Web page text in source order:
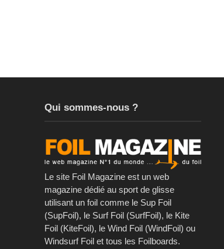
Qui sommes-nous ?
Le site Foil Magazine est un web
magazine dédié au sport de glisse
utilisant un foil comme le Sup Foil
(SupFoil), le Surf Foil (SurfFoil), le Kite
Foil (KiteFoil), le Wind Foil (WindFoil) ou
Windsurf Foil et tous les Foilboards.